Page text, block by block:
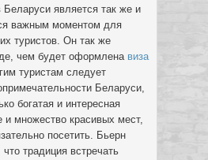
Беларуси является так же и
важным моментом для
туристов. Он так же
чем будет оформлена виза
туристам следует
Беларуси,
богатая и интересная
и множество красивых мест,
посетить. Бьерн
традиция встречать